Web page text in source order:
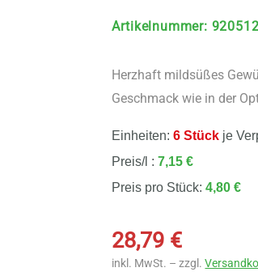
Artikelnummer:
Herzhaft mildsüßes
Geschmack wie in der
Einheiten:6 Stück je
Preis/l :7,15 €
Preis pro Stück:4,80 €
28,79 €
inkl. MwSt. – zzgl.